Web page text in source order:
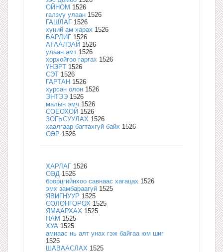
ОЙНОМ 1526
галзуу улаан 1526
ГАШЛАГ 1526
хүний ам харах 1526
БАРЛИГ 1526
АТААЛЗАЙ 1526
улаан амт 1526
хорхойгоо гаргах 1526
ҮНЭРТ 1526
СЭТ 1526
ГАРТАН 1526
хурсан олон 1526
ЭНТЭЭ 1526
малын эмч 1526
СОЁОХОЙ 1526
ЗОГЬСУУЛАХ 1526
хаалгаар багтахгүй байх 1526
СӨР 1526
ХАРЛАГ 1526
СӨД 1526
боорцгийнхоо савнаас хагацах 1526
эмх замбараагүй 1525
ЯВИГНУУР 1525
СОЛОНГОРОХ 1525
ЯМААРХАХ 1525
НАМ 1525
ХУА 1525
амнаас нь алт унах гэж байгаа юм шиг
1525
ШАВААСЛАХ 1525